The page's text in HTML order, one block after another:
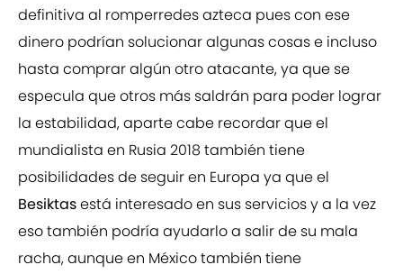
definitiva al romperredes azteca pues con ese
dinero podrían solucionar algunas cosas e incluso
hasta comprar algún otro atacante, ya que se
especula que otros más saldrán para poder lograr
la estabilidad, aparte cabe recordar que el
mundialista en Rusia 2018 también tiene
posibilidades de seguir en Europa ya que el
Besiktasestá interesado en sus servicios y a la vez
eso también podría ayudarlo a salir de su mala
racha, aunque en México también tiene